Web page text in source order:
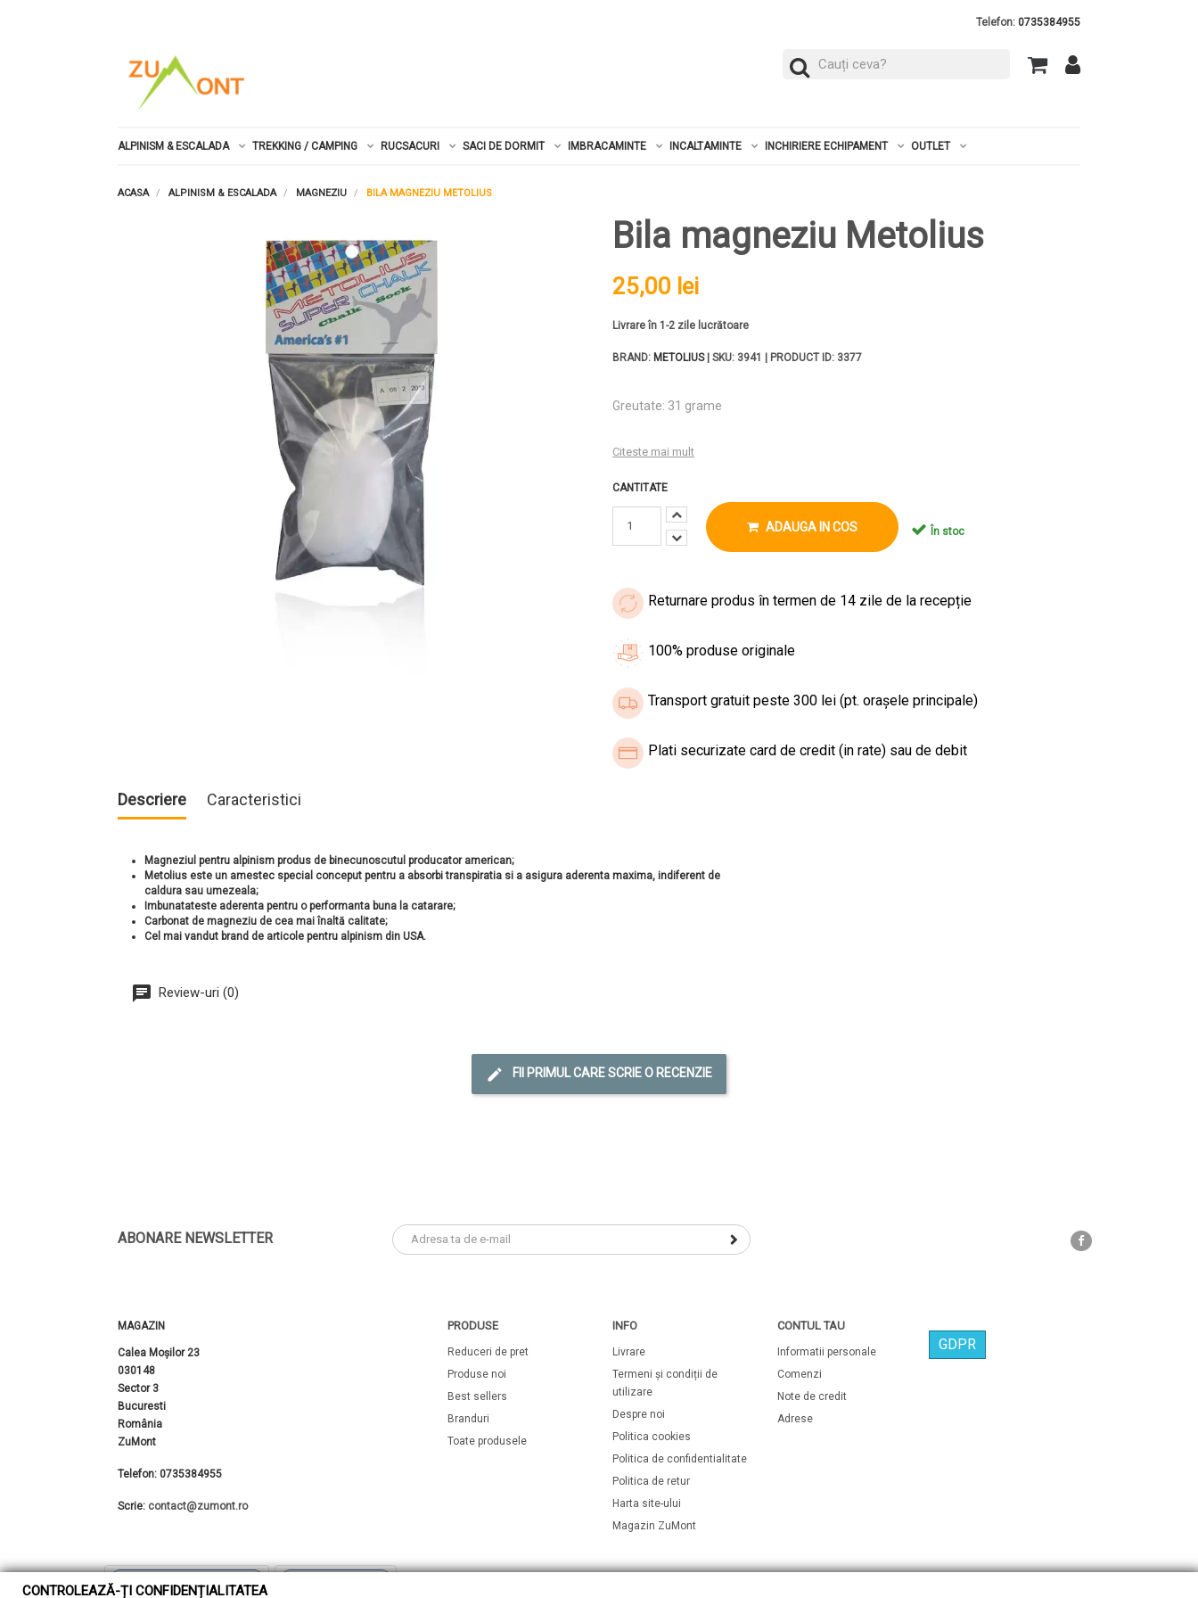
Telefon: 0735384955
ALPINISM & ESCALADA TREKKING / CAMPING RUCSACURI SACI DE DORMIT IMBRACAMINTE INCALTAMINTE INCHIRIERE ECHIPAMENT OUTLET
ACASA ALPINISM & ESCALADA MAGNEZIU BILA MAGNEZIU METOLIUS
Bila magneziu Metolius
25,00 lei
Livrare în 1-2 zile lucrătoare
BRAND: METOLIUS| SKU: 3941 | PRODUCT ID: 3377
Greutate: 31 grame
Citeste mai mult
CANTITATE
ADAUGA IN COS În stoc
Returnare produs în termen de 14 zile de la recepție
100% produse originale
Transport gratuit peste 300 lei (pt. orașele principale)
Plati securizate card de credit (in rate) sau de debit
Descriere Caracteristici
Magneziul pentru alpinism produs de binecunoscutul producator american;
Metolius este un amestec special conceput pentru a absorbi transpiratia si a asigura aderenta maxima, indiferent de
caldura sau umezeala;
Imbunatateste aderenta pentru o performanta buna la catarare;
Carbonat de magneziu de cea mai înaltă calitate;
Cel mai vandut brand de articole pentru alpinism din USA.
Review-uri (0)
FII PRIMUL CARE SCRIE O RECENZIE
ABONARE NEWSLETTER Facebook
MAGAZIN
Calea Moșilor 23
030148
Sector 3
Bucuresti
România
ZuMont
Telefon: 0735384955
Scrie: contact@zumont.ro
PRODUSE
Reduceri de pret
Produse noi
Best sellers
Branduri
Toate produsele
INFO
Livrare
Termeni și condiții de
utilizare
Despre noi
Politica cookies
Politica de confidentialitate
Politica de retur
Harta site-ului
Magazin ZuMont
CONTUL TAU
Informatii personale
Comenzi
Note de credit
Adrese
GDPR
CONTROLEAZĂ-ȚI CONFIDENȚIALITATEA